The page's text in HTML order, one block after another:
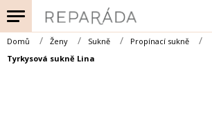
na
obsah
Domů Ženy Sukně
Propínací sukně
Tyrkysová sukně Lina